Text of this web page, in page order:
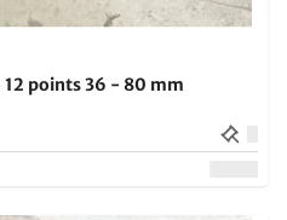
12 points 36 - 80 mm